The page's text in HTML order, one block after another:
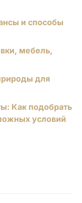
и способы
мебель,
для
Как подобрать
условий